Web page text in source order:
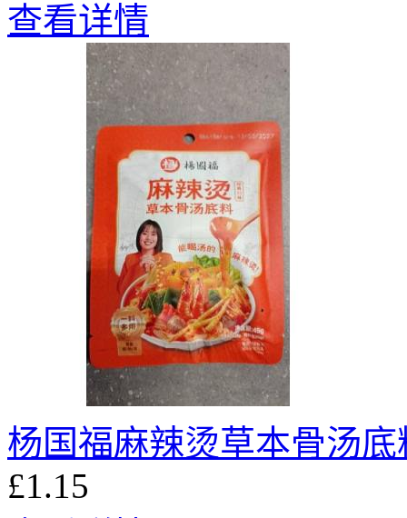
查看详情
杨国福麻辣烫草本骨汤底
£1.15